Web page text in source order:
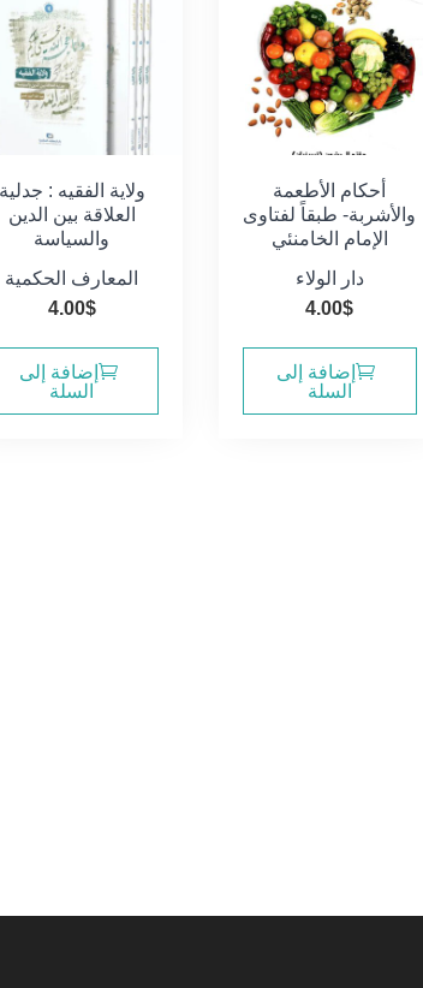
أحكام الأطعمة
والأشربة- طبقاً لفتاوى
الإمام الخامنئي
دار الولاء
4.00$
إضافة إلى
السلة
ولاية الفقيه : جدلية
العلاقة بين الدين
والسياسة
المعارف الحكمية
4.00$
إضافة إلى
السلة